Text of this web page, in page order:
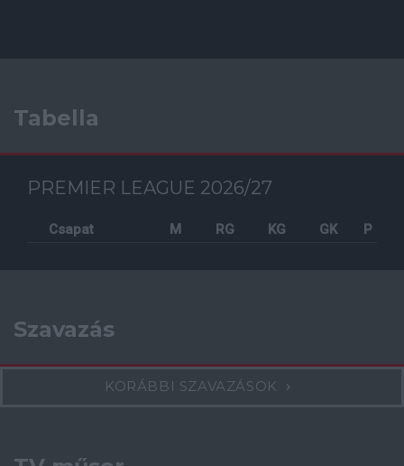
Tabella
PREMIER LEAGUE 2026/27
Csapat M RG KG GK P
Szavazás
KORÁBBI SZAVAZÁSOK